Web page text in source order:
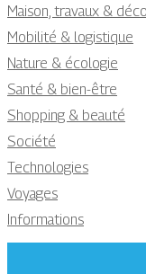
Maison, travaux & déco
Mobilité & logistique
Nature & écologie
Santé & bien-être
Shopping & beauté
Société
Technologies
Voyages
Informations